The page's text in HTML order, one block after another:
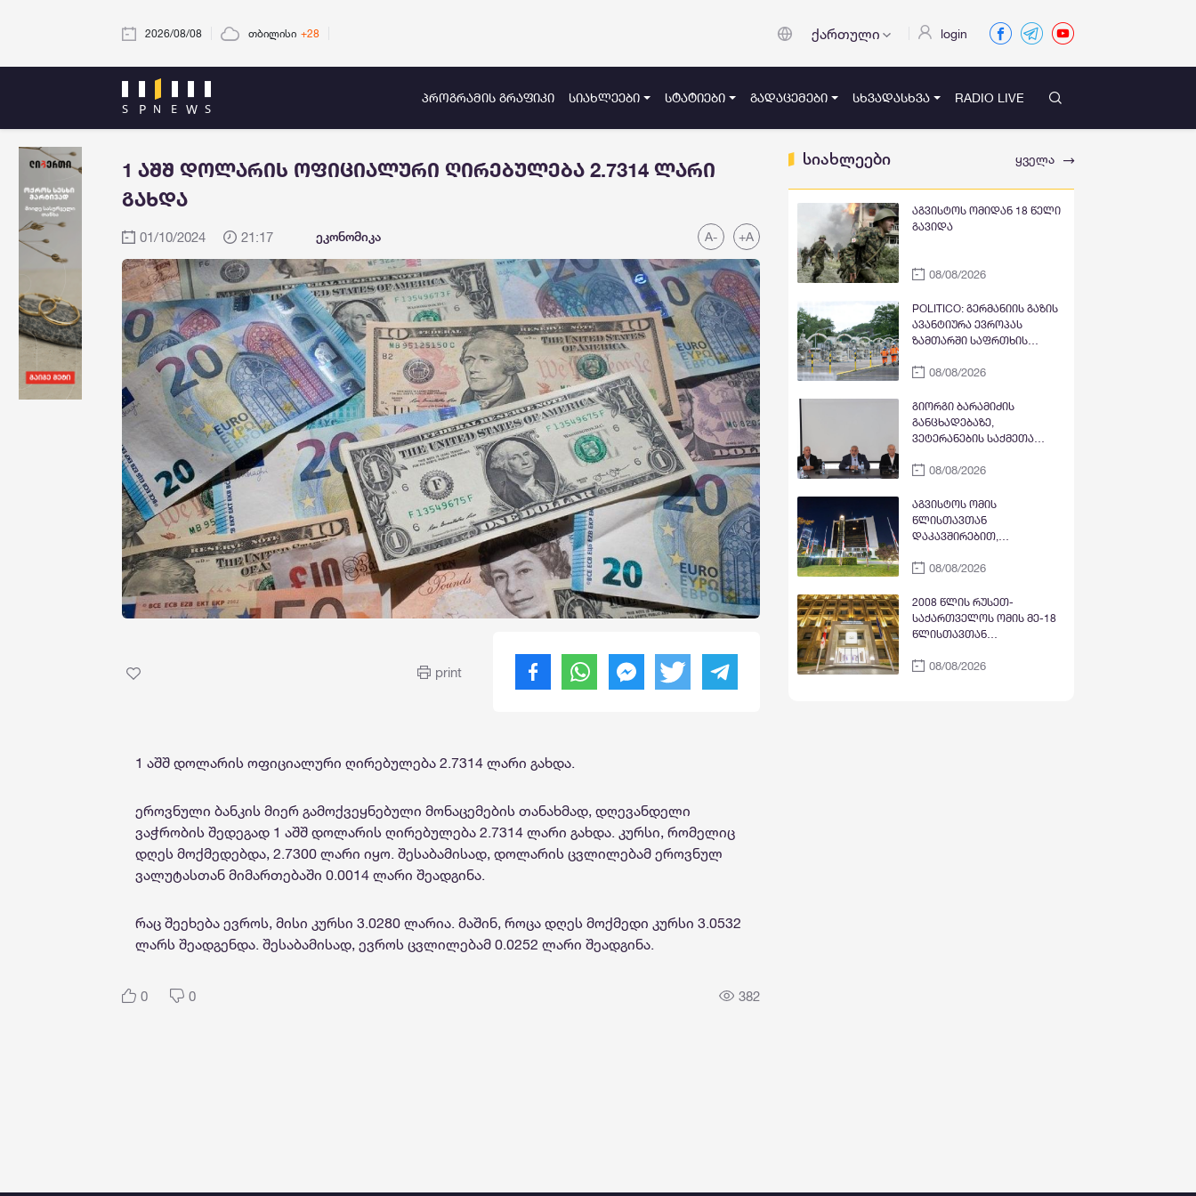
2026/08/08 თბილისი +28 ქართული login
ᲞᲠᲝᲒᲠᲐᲛᲘᲡ ᲒᲠᲐᲤᲘᲙᲘ ᲡᲘᲐᲮᲚᲔᲔᲑᲘ ᲡᲢᲐᲢᲘᲔᲑᲘ ᲒᲐᲓᲐᲪᲔᲛᲔᲑᲘ ᲡᲮᲕᲐᲓᲐᲡᲮᲕᲐ RADIO LIVE
1 აშშ დოლარის ოფიციალური ღირებულება 2.7314 ლარი
გახდა
01/10/2024 21:17 ეკონომიკა A- +A
print
1 აშშ დოლარის ოფიციალური ღირებულება 2.7314 ლარი გახდა.
ეროვნული ბანკის მიერ გამოქვეყნებული მონაცემების თანახმად, დღევანდელი
ვაჭრობის შედეგად 1 აშშ დოლარის ღირებულება 2.7314 ლარი გახდა. კურსი, რომელიც
დღეს მოქმედებდა, 2.7300 ლარი იყო. შესაბამისად, დოლარის ცვლილებამ ეროვნულ
ვალუტასთან მიმართებაში 0.0014 ლარი შეადგინა.
რაც შეეხება ევროს, მისი კურსი 3.0280 ლარია. მაშინ, როცა დღეს მოქმედი კურსი 3.0532
ლარს შეადგენდა. შესაბამისად, ევროს ცვლილებამ 0.0252 ლარი შეადგინა.
0 0 382
სიახლეები ყველა
აგვისტოს ომიდან 18 წელი
გავიდა
08/08/2026
POLITICO: გერმანიის გაზის
ავანტიურა ევროპას
ზამთარში საფრთხის
08/08/2026
გიორგი ბარამიძის
განცხადებაზე,
ვეტერანების საქმეთა
და აფხაზეთის მეომართა
ვეტერანებთან შეხვედრა
გამართეს
08/08/2026
აგვისტოს ომის
წლისთავთან
დაკავშირებით,
სამინისტროში
დაეშვა
08/08/2026
2008 წლის რუსეთ-
საქართველოს ომის მე-18
წლისთავთან
დაღუპულთა ხსოვნისადმი
08/08/2026